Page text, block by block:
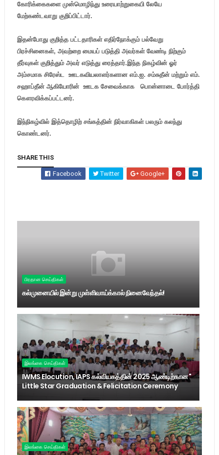
கோரிக்கைகளை முன்மொழிந்து உரையாற்றுகையி லேயே
மேற்கண்டவாறு குறிப்பிட்டார்.
இதன்போது குறித்த பட்டதாரிகள் எதிர்நோக்கும் பல்வேறு
பிரச்சினைகள், அவற்றை மையப் படுத்தி அவர்கள் வேண்டி நிற்கும்
தீர்வுகள் குறித்தும் அவர் எடுத்து ரைத்தார்.இந்த நிகழ்வின் ஓர்
அம்சமாக சிரேஸ்ட ஊடகவியலாளர்களான எம்.ஐ. சம்சுதீன் மற்றும் எம்.
சஹாப்தீன் ஆகியோரின் ஊடக சேவைக்காக பொன்னாடை போர்த்தி
கௌரவிக்கப்பட்டனர்.
இந்நிகழ்வில் இத்தொழிற் சங்கத்தின் நிர்வாகிகள் பலரும் கலந்து
கொண்டனர்.
SHARE THIS
Facebook Twitter Google+
பிரதான செய்திகள்
கல்முனையில் இன்று முள்ளிவாய்க்கால் நினைவேந்தல்!
இலங்கை செய்திகள்
IWMS Elocution, IAPS கல்வியகத்தின் 2025 ஆண்டிற்கான "
Little Star Graduation & Felicitation Ceremony
இலங்கை செய்திகள்